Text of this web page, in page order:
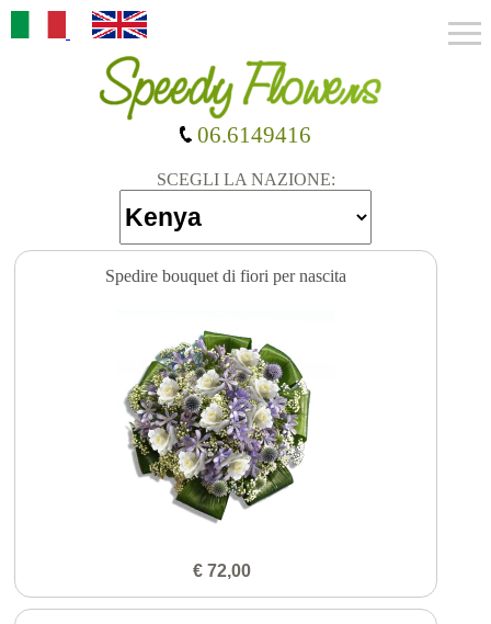
SCEGLI LA NAZIONE:
06.6149416
Spedire bouquet di fiori per nascita
€ 72,00